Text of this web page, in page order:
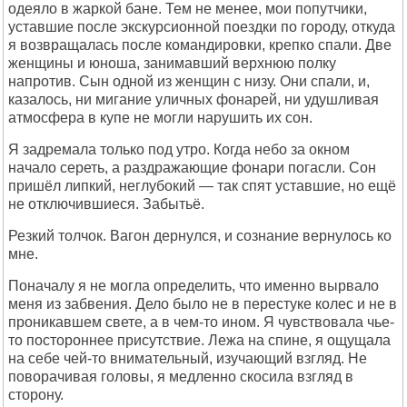
одеяло в жаркой бане. Тем не менее, мои попутчики,
уставшие после экскурсионной поездки по городу, откуда
я возвращалась после командировки, крепко спали. Две
женщины и юноша, занимавший верхнюю полку
напротив. Сын одной из женщин с низу. Они спали, и,
казалось, ни мигание уличных фонарей, ни удушливая
атмосфера в купе не могли нарушить их сон.
Я задремала только под утро. Когда небо за окном
начало сереть, а раздражающие фонари погасли. Сон
пришёл липкий, неглубокий — так спят уставшие, но ещё
не отключившиеся. Забытьё.
Резкий толчок. Вагон дернулся, и сознание вернулось ко
мне.
Поначалу я не могла определить, что именно вырвало
меня из забвения. Дело было не в перестуке колес и не в
проникавшем свете, а в чем-то ином. Я чувствовала чье-
то постороннее присутствие. Лежа на спине, я ощущала
на себе чей-то внимательный, изучающий взгляд. Не
поворачивая головы, я медленно скосила взгляд в
сторону.